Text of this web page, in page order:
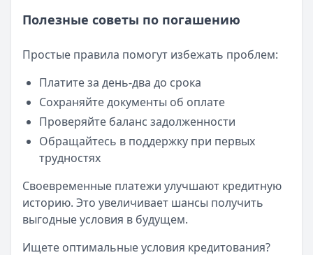
Полезные советы по погашению
Простые правила помогут избежать проблем:
Платите за день-два до срока
Сохраняйте документы об оплате
Проверяйте баланс задолженности
Обращайтесь в поддержку при первых
трудностях
Своевременные платежи улучшают кредитную
историю. Это увеличивает шансы получить
выгодные условия в будущем.
Ищете оптимальные условия кредитования?